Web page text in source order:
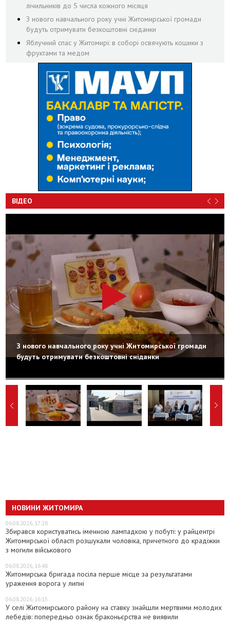
лічильників до 5 числа кожного місяця
З нового навчального року учні Житомирської громади
будуть отримувати безкоштовні сніданки
Яблучний спас у Житомирі: в соборі освячують кошики з
фруктами та медом
ВІДЕО
З нового навчального року учні Житомирської громади
будуть отримувати безкоштовні сніданки
НОВИНИ ЖИТОМИРА
06.08.2026, 17:28
Збирався користуватись іменною лампадкою у побуті: у райцентрі
Житомирської області розшукали чоловіка, причетного до крадіжки
з могили військового
06.08.2026, 16:48
Житомирська бригада посіла перше місце за результатами
ураження ворога у липні
06.08.2026, 16:15
У селі Житомирського району на ставку знайшли мертвими молодих
лебедів: попередньо ознак браконьєрства не виявили